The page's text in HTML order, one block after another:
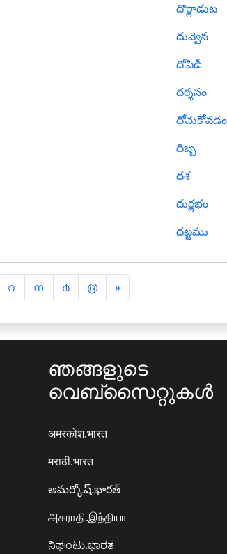
దొర్లాడుట
దువ్వెన
దోపిడీ
దర్శనం
దోచుకోవడం
దిబ్బ
దశ
దుర్లభం
దట్టము
൨ ൩ ൪ ൫ »अ
ग
ला
ഞങ്ങളുടെ
വെബ്സൈറ്റുകൾ
अमरकोश.भारत
मराठी.भारत
అమర్కోష్.భారత్
அகராதி.இந்தியா
ನಿಘಂಟು.ಭಾರತ